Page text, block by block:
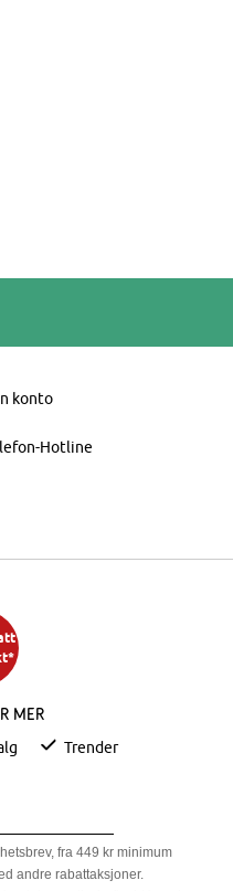
konto
Hotline
mer
Trender
fra 449 kr minimum
andre rabattaksjoner.